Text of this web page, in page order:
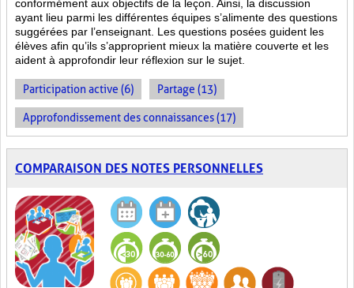
conformément aux objectifs de la leçon. Ainsi, la discussion
ayant lieu parmi les différentes équipes s’alimente des questions
suggérées par l’enseignant. Les questions posées guident les
élèves afin qu’ils s’approprient mieux la matière couverte et les
aident à approfondir leur réflexion sur le sujet.
Participation active (6) Partage (13)
Approfondissement des connaissances (17)
COMPARAISON DES NOTES PERSONNELLES